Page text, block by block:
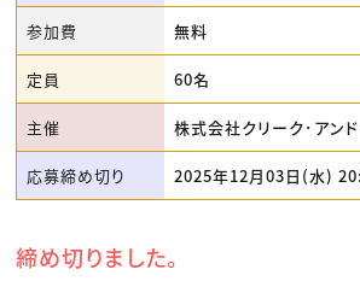
参加費 無料
定員 60名
主催 株式会社クリーク･アン
応募締め切り 2025年12月03日(水)
締め切りました。